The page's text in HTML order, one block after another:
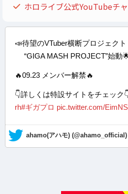
ホロライブ公式YouTubeチ
📣待望のVTuber横断プロジェクト
“GIGA MASH PROJECT”始動
🔥09.23 メンバー解禁🔥
👇詳しくは特設サイトをチェック
rh#ギガプロ pic.twitter.com/
— ahamo(アハモ) (@ahamo_official)